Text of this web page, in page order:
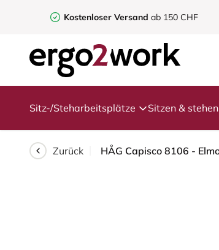
Kostenloser Versand ab 150 CHF
Sitz-/Steharbeitsplätze Sitzen & stehen
Zurück HÅG Capisco 8106 -